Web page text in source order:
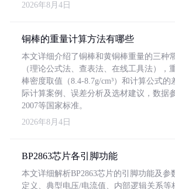
2026年8月4日
铜棒的重量计算方法有哪些
本文详细介绍了铜棒和黄铜棒重量的三种
（理论公式法、查表法、在线工具法），
棒密度取值（8.4-8.7g/cm³）和计算公式的
际计算案例、误差分析及选材建议，数据
2007等国家标准。
2026年8月4日
BP2863芯片各引脚功能
本文详细解析BP2863芯片的引脚功能及参
定义、典型电压/电流值、内部逻辑关系等